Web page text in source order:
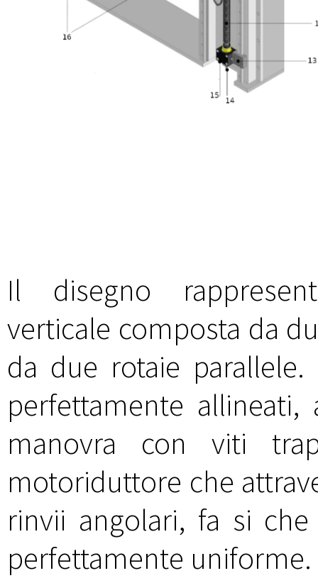
Il disegno
verticale composta da
da due rotaie
perfettamente
manovra con viti
motoriduttore che
rinvii angolari, fa si
perfettamente uniforme.